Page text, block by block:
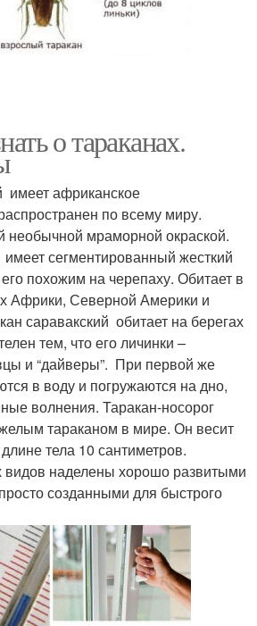
о тараканах.
африканское
по всему миру.
необычной мраморной окраской.
сегментированный жесткий
похожим на черепаху. Обитает в
Африки, Северной Америки и
саравакский обитает на берегах
тем, что его личинки –
и “дайверы”. При первой же
в воду и погружаются на дно,
волнения. Таракан-носорог
тараканом в мире. Он весит
тела 10 сантиметров.
видов наделены хорошо развитыми
созданными для быстрого